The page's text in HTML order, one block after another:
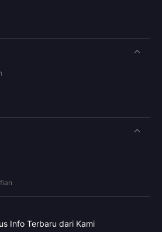
Info Terbaru dari Kami